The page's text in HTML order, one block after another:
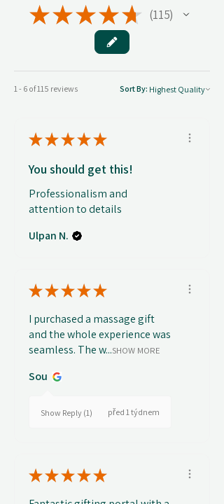
★★★★★ 115
115
1 - 6 of 115 reviews Sort By:
★★★★★
You should get this!
Professionalism and
attention to details
Ulpan N.
★★★★★
I purchased a massage gift
and the whole experience was
seamless. The w...SHOW MORE
Sou
Show Reply (1) před 1 týdnem
★★★★★